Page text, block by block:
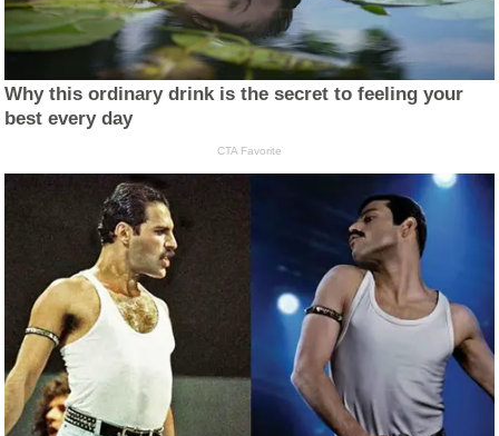
Why this ordinary drink is the secret to feeling your
best every day
CTA Favorite